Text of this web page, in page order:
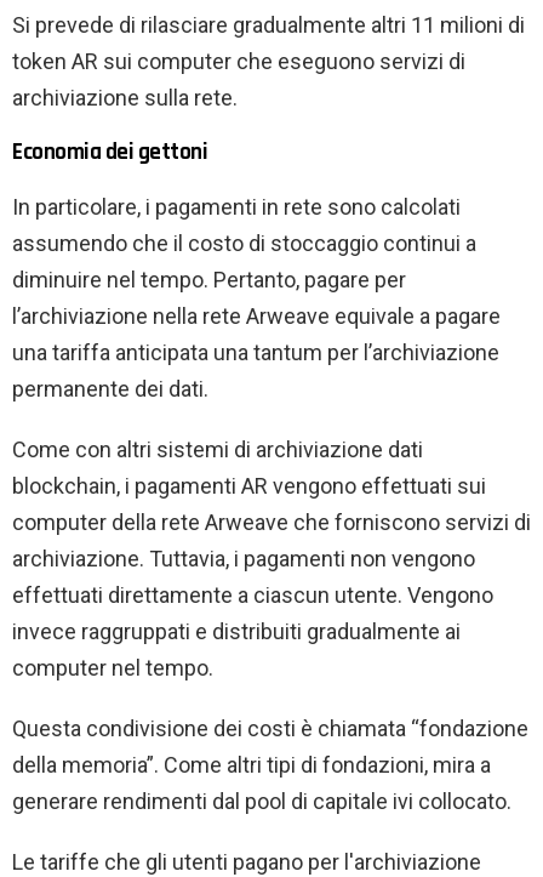
Si prevede di rilasciare gradualmente altri 11 milioni di
token AR sui computer che eseguono servizi di
archiviazione sulla rete.
Economia dei gettoni
In particolare, i pagamenti in rete sono calcolati
assumendo che il costo di stoccaggio continui a
diminuire nel tempo. Pertanto, pagare per
l’archiviazione nella rete Arweave equivale a pagare
una tariffa anticipata una tantum per l’archiviazione
permanente dei dati.
Come con altri sistemi di archiviazione dati
blockchain, i pagamenti AR vengono effettuati sui
computer della rete Arweave che forniscono servizi di
archiviazione. Tuttavia, i pagamenti non vengono
effettuati direttamente a ciascun utente. Vengono
invece raggruppati e distribuiti gradualmente ai
computer nel tempo.
Questa condivisione dei costi è chiamata “fondazione
della memoria”. Come altri tipi di fondazioni, mira a
generare rendimenti dal pool di capitale ivi collocato.
Le tariffe che gli utenti pagano per l'archiviazione